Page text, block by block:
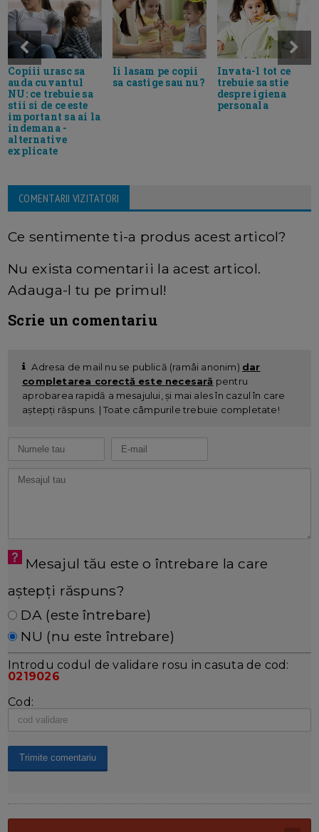
Copiii urasc sa
auda cuvantul
NU: ce trebuie sa
stii si de ce este
important sa ai la
indemana -
alternative
explicate
Ii lasam pe copii
sa castige sau nu?
Invata-l tot ce
trebuie sa stie
despre igiena
personala
COMENTARII VIZITATORI
Ce sentimente ti-a produs acest articol?
Nu exista comentarii la acest articol.
Adauga-l tu pe primul!
Scrie un comentariu
Adresa de mail nu se publică (ramâi anonim) dar
completarea corectă este necesară pentru
aprobarea rapidă a mesajului, și mai ales în cazul în care
aștepți răspuns. | Toate câmpurile trebuie completate!
Mesajul tău este o întrebare la care
aștepți răspuns?
DA (este întrebare)
NU (nu este întrebare)
Introdu codul de validare rosu in casuta de cod:
0219026
Cod: